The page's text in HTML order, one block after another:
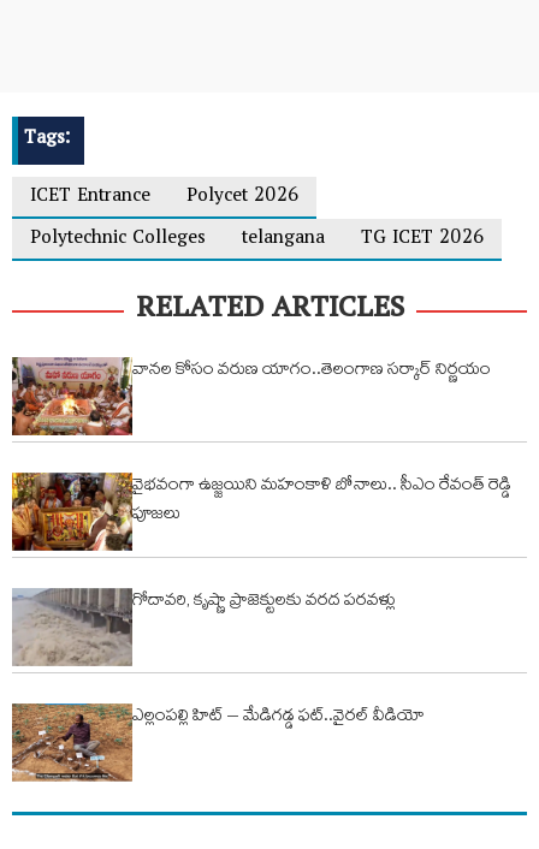
Tags:
ICET Entrance
Polycet 2026
Polytechnic Colleges
telangana TG ICET 2026
RELATED ARTICLES
వానల కోసం వరుణ యాగం..తెలంగాణ సర్కార్ నిర్ణయం
వైభవంగా ఉజ్జయిని మహంకాళి బోనాలు.. సీఎం రేవంత్ రెడ్డి
పూజలు
గోదావరి, కృష్ణా ప్రాజెక్టులకు వరద పరవళ్లు
ఎల్లంపల్లి హిట్ – మేడిగడ్డ ఫట్..వైరల్ వీడియో